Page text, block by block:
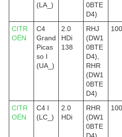
(LA_)
0BTE
D4)
CITR
OËN
C4
Grand
Picas
so I
(UA_)
2.0
HDi
138
RHJ
(DW1
0BTE
D4),
RHR
(DW1
0BTE
D4)
100
CITR
OËN
C4 I
(LC_)
2.0
HDi
RHR
(DW1
0BTE
D4)
100